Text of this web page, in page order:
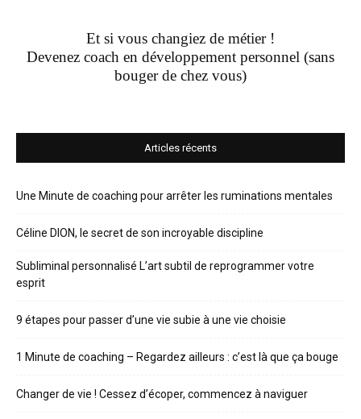
Et si vous changiez de métier !
Devenez coach en développement personnel (sans
bouger de chez vous)
Articles récents
Une Minute de coaching pour arrêter les ruminations mentales
Céline DION, le secret de son incroyable discipline
Subliminal personnalisé L’art subtil de reprogrammer votre
esprit
9 étapes pour passer d’une vie subie à une vie choisie
1 Minute de coaching – Regardez ailleurs : c’est là que ça bouge
Changer de vie ! Cessez d’écoper, commencez à naviguer